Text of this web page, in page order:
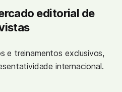
editorial de
e treinamentos exclusivos,
internacional.